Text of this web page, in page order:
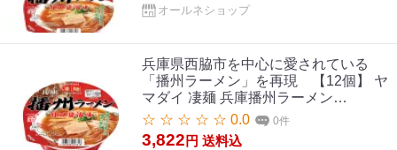
オールネショップ
兵庫県西脇市を中心に愛されている
「播州ラーメン」を再現 【12個】 ヤ
マダイ 凄麺 兵庫播州ラーメン
123g×12個入 ラーメン カップ麺 【北
海道・沖縄・離島配送不可】
☆ ☆ ☆ ☆ ☆ 0.0 0件
3,822 円 送料込